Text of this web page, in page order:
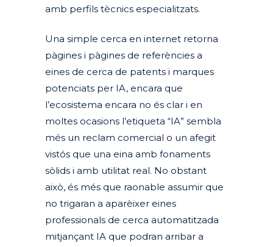
amb perfils tècnics especialitzats.
Una simple cerca en internet retorna
pàgines i pàgines de referències a
eines de cerca de patents i marques
potenciats per IA, encara que
l’ecosistema encara no és clar i en
moltes ocasions l’etiqueta “IA” sembla
més un reclam comercial o un afegit
vistós que una eina amb fonaments
sòlids i amb utilitat real. No obstant
això, és més que raonable assumir que
no trigaran a aparèixer eines
professionals de cerca automatitzada
mitjançant IA que podran arribar a